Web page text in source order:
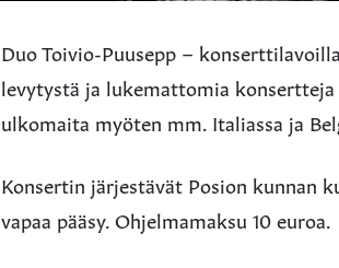
Duo Toivio-Puusepp –
levytystä ja lukemattomia
ulkomaita myöten mm. Italiassa ja
Konsertin järjestävät Posion kunnan
vapaa pääsy. Ohjelmamaksu 10 euroa.